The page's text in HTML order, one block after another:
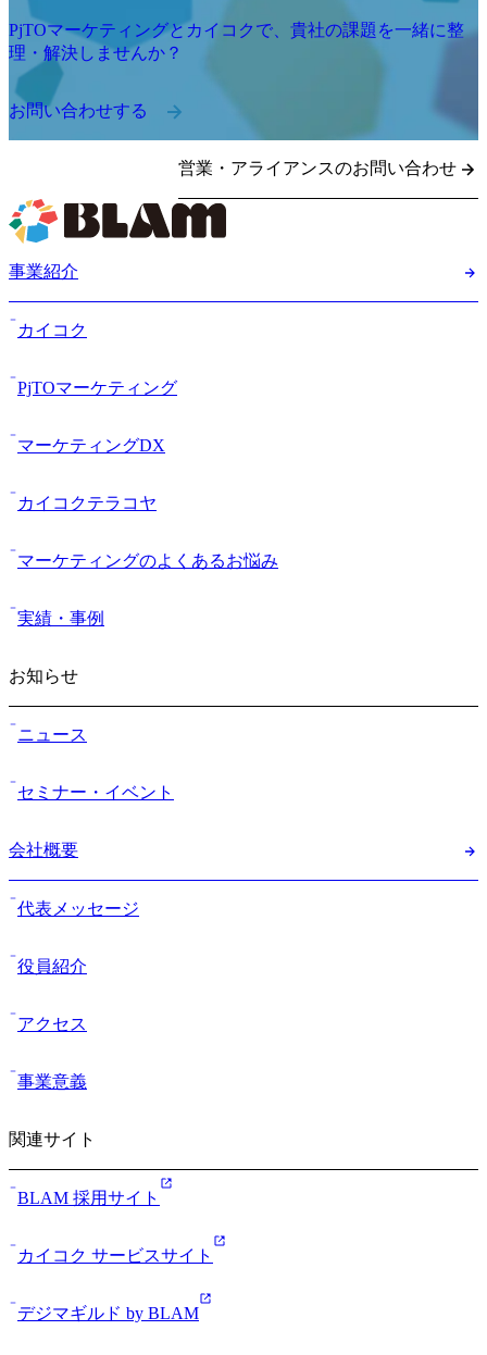
PjTOマーケティングとカイコクで、貴社の課題を一緒に整
理・解決しませんか？
お問い合わせする
営業・アライアンスのお問い合わせ
事業紹介
カイコク
PjTOマーケティング
マーケティングDX
カイコクテラコヤ
マーケティングのよくあるお悩み
実績・事例
お知らせ
ニュース
セミナー・イベント
会社概要
代表メッセージ
役員紹介
アクセス
事業意義
関連サイト
BLAM 採用サイト
カイコク サービスサイト
デジマギルド by BLAM